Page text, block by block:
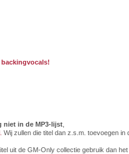
backingvocals!
niet in de MP3-lijst
Wij zullen die titel dan z.s.m. toevoegen in
uit de GM-Only collectie gebruik dan het